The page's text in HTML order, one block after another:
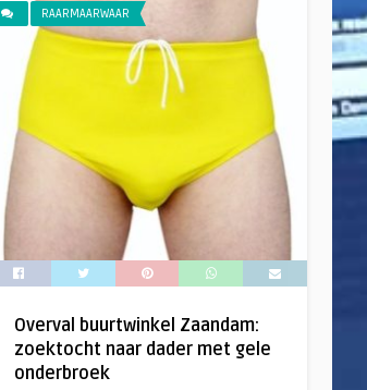
RAARMAARWAAR
Overval buurtwinkel Zaandam:
zoektocht naar dader met gele
onderbroek